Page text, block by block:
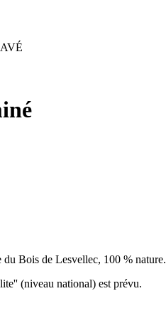
du Bois de Lesvellec, 100 % nature.
(niveau national) est prévu.